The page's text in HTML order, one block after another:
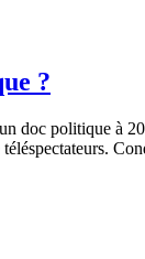
?
doc politique à